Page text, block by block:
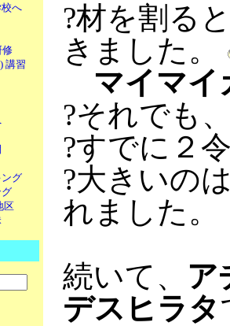
校へ
修
講習
ング
グ
区
?材を割る
きました。
マイマイ
?それでも
?すでに２
?大きいの
れました。
続いて、 ア
デスヒラタ